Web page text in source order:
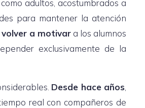
adultos, acostumbrados a
para mantener la atención
volver a motivar a los alumnos
exclusivamente de la
Desde hace años
real con compañeros de